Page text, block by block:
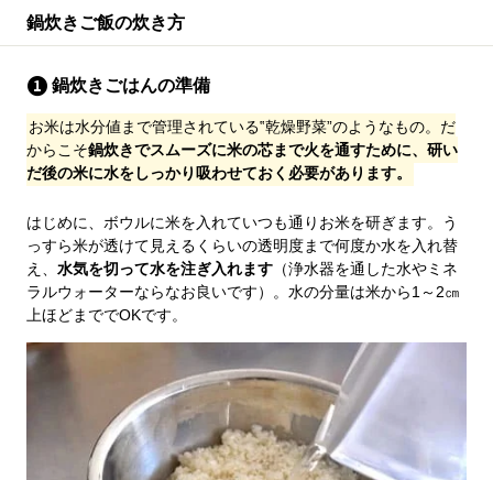
鍋炊きご飯の炊き方
鍋炊きごはんの準備
お米は水分値まで管理されている‟乾燥野菜”のようなもの。だ
からこそ鍋炊きでスムーズに米の芯まで火を通すために、研い
だ後の米に水をしっかり吸わせておく必要があります。
はじめに、ボウルに米を入れていつも通りお米を研ぎます。う
っすら米が透けて見えるくらいの透明度まで何度か水を入れ替
え、 水気を切って水を注ぎ入れます （浄水器を通した水やミネ
ラルウォーターならなお良いです）。水の分量は米から1～2㎝
上ほどまででOKです。